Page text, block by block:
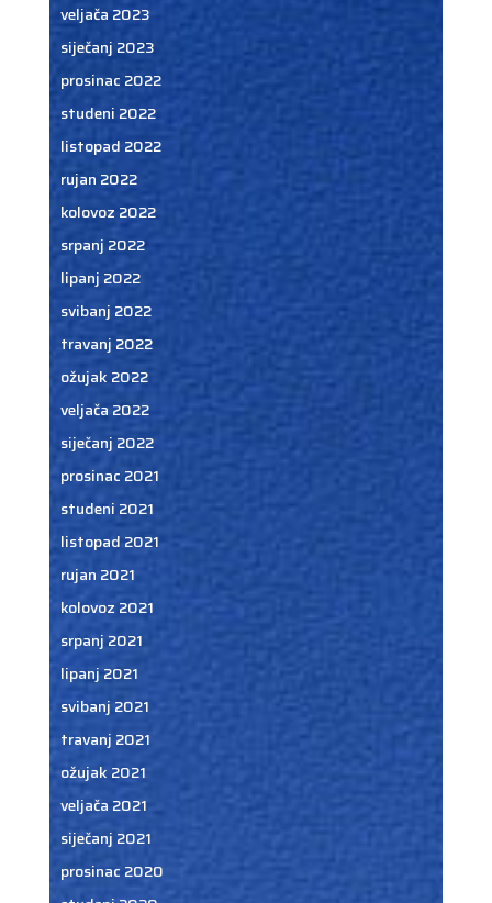
veljača 2023
siječanj 2023
prosinac 2022
studeni 2022
listopad 2022
rujan 2022
kolovoz 2022
srpanj 2022
lipanj 2022
svibanj 2022
travanj 2022
ožujak 2022
veljača 2022
siječanj 2022
prosinac 2021
studeni 2021
listopad 2021
rujan 2021
kolovoz 2021
srpanj 2021
lipanj 2021
svibanj 2021
travanj 2021
ožujak 2021
veljača 2021
siječanj 2021
prosinac 2020